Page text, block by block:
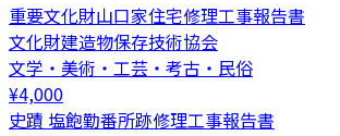
重要文化財山口家住宅修理工事報告書
文化財建造物保存技術協会
文学・美術・工芸・考古・民俗
¥4,000
史蹟 塩飽勤番所跡修理工事報告書